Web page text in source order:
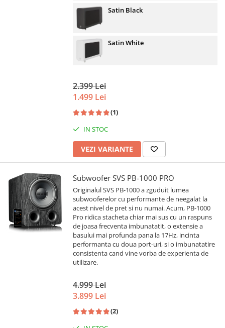
Satin Black
Satin White
2.399 Lei
1.499 Lei
(1)
IN STOC
VEZI VARIANTE
Subwoofer SVS PB-1000 PRO
Originalul SVS PB-1000 a zguduit lumea
subwooferelor cu performante de neegalat la
acest nivel de pret si nu numai. Acum, PB-1000
Pro ridica stacheta chiar mai sus cu un raspuns
de joasa frecventa imbunatatit, o extensie a
basului mai profunda pana la 17Hz, incinta
performanta cu doua port-uri, si o imbunatatire
consistenta cand vine vorba de experienta de
utilizare.
4.999 Lei
3.899 Lei
(2)